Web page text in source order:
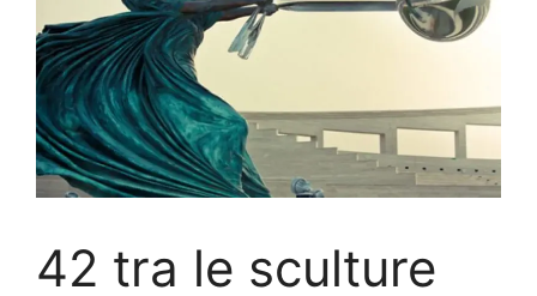
42 tra le sculture